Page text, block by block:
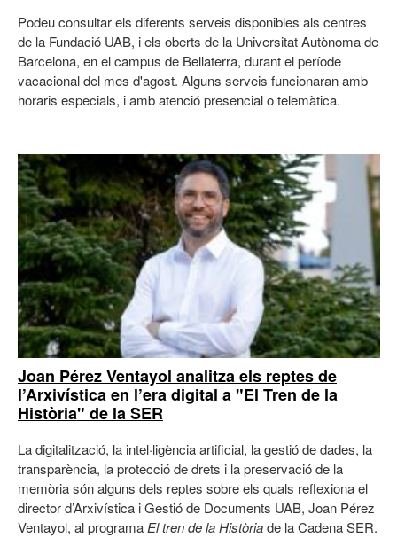
Podeu consultar els diferents serveis disponibles als centres
de la Fundació UAB, i els oberts de la Universitat Autònoma de
Barcelona, en el campus de Bellaterra, durant el període
vacacional del mes d'agost. Alguns serveis funcionaran amb
horaris especials, i amb atenció presencial o telemàtica.
Joan Pérez Ventayol analitza els reptes de
l’Arxivística en l’era digital a "El Tren de la
Història" de la SER
La digitalització, la intel·ligència artificial, la gestió de dades, la
transparència, la protecció de drets i la preservació de la
memòria són alguns dels reptes sobre els quals reflexiona el
director d’Arxivística i Gestió de Documents UAB, Joan Pérez
Ventayol, al programaEl tren de la Històriade la Cadena SER.